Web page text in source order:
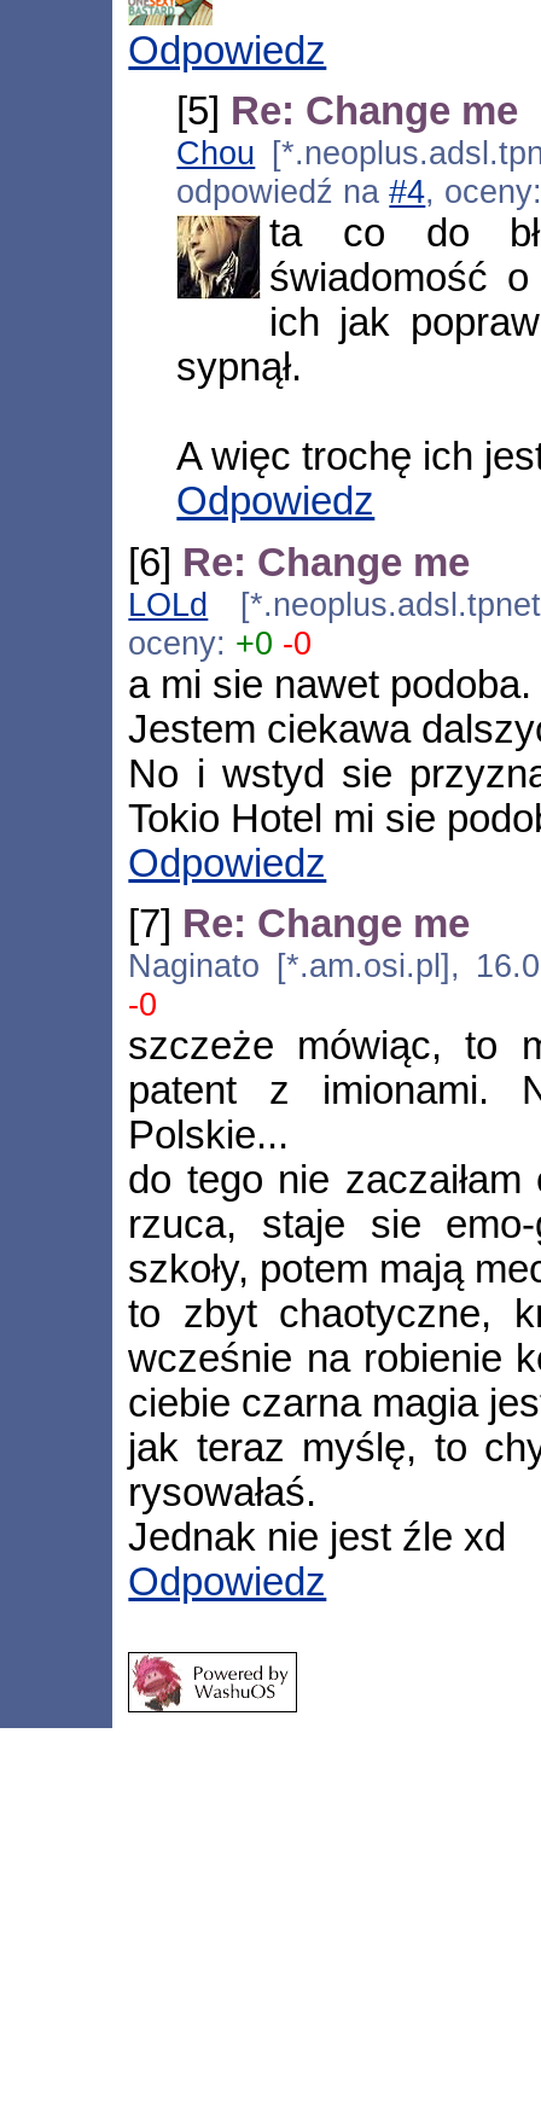
Odpowiedz
[5] Re: Change me
Chou
odpowiedź na#4,
ta co do
świadomość
ich jak
sypnął.
A więc trochę ich
Odpowiedz
[6] Re: Change me
LOLd
oceny: +0 -0
a mi sie nawet podoba.
Jestem ciekawa
No i wstyd sie
Tokio Hotel mi sie
Odpowiedz
[7] Re: Change me
Naginato [*.am.osi.pl],
-0
szczeże mówiąc, to
patent z imionami.
Polskie...
do tego nie
rzuca, staje sie
szkoły, potem mają
to zbyt chaotyczne,
wcześnie na robienie
ciebie czarna magia
jak teraz myślę, to
rysowałaś.
Jednak nie jest źle xd
Odpowiedz